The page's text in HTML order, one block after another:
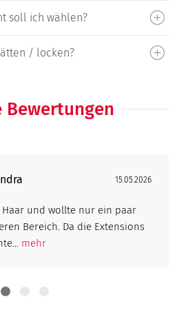
soll ich wählen?
/ locken?
Bewertungen
15.05.2026
und wollte nur ein paar
Bereich. Da die Extensions
mehr